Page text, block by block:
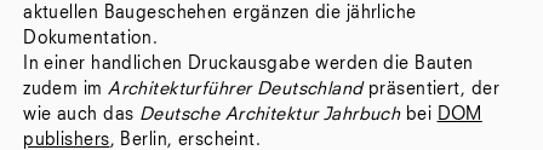
aktuellen Baugeschehen ergänzen die jährliche
Dokumentation.
In einer handlichen Druckausgabe werden die Bauten
zudem imArchitekturführer Deutschlandpräsentiert, der
wie auch das Deutsche Architektur Jahrbuchbei DOM
publishers, Berlin, erscheint.